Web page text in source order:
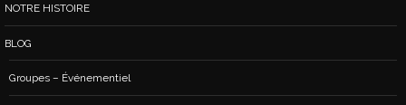
NOTRE HISTOIRE
BLOG
Groupes – Événementiel